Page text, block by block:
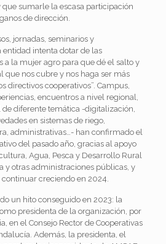
que sumarle la escasa participación
de dirección.
jornadas, seminarios y
entidad intenta dotar de las
a la mujer agro para que dé el salto y
que nos cubre y nos haga ser más
directivos cooperativos”. Campus,
encuentros a nivel regional,
diferente temática -digitalización,
en sistemas de riego,
administrativas…- han confirmado el
del pasado año, gracias al apoyo
Agua, Pesca y Desarrollo Rural
y otras administraciones públicas, y
creciendo en 2024.
un hito conseguido en 2023: la
presidenta de la organización, por
en el Consejo Rector de Cooperativas
Además, la presidenta, el